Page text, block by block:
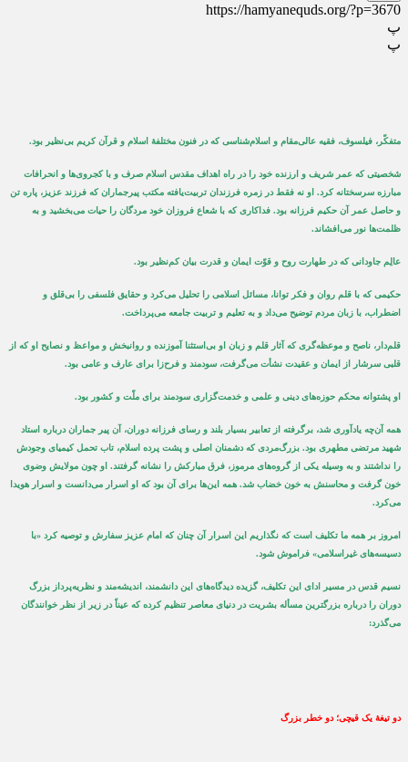
https://hamyanequds.org/?p=3670
پ
پ
متفکّر، فیلسوف، فقیه عالی‌مقام و اسلام‌شناسی که در فنون مختلفۀ اسلام و قرآن کریم بی‌نظیر بود.
شخصیتی که عمر شریف و ارزنده خود را در راه اهداف مقدس اسلام صرف و با کجروی‌ها و انحرافات
مبارزه سرسختانه کرد. او نه فقط در زمره فرزندان تربیت‌یافته مکتب پیرجماران که فرزند عزیز، پاره تن
و حاصل عمر آن حکیم فرزانه بود. فداکاری که با شعاع فروزان خود مردگان را حیات می‌بخشید و به
ظلمت‌ها نور می‌افشاند.
عالِم جاودانی که در طهارت روح و قوّت ایمان و قدرت بیان کم‌نظیر بود.
حکیمی که با قلم روان و فکر توانا، مسائل اسلامی را تحلیل می‌کرد و حقایق فلسفی را بی‌قلق و
اضطراب، با زبان مردم توضیح می‌داد و به تعلیم و تربیت جامعه می‌پرداخت.
قلم‌دار، ناصح و موعظه‌گری که آثار قلم و زبان او بی‌استثنا آموزنده و روانبخش و مواعظ و نصایح او که از
قلبی سرشار از ایمان و عقیدت نشأت می‌گرفت، سودمند و فرح‌زا برای عارف و عامی بود.
او پشتوانه محکم حوزه‌های دینی و علمی و خدمت‌گزاری سودمند برای ملّت و کشور بود.
همه آن‌چه یادآوری شد، برگرفته از تعابیر بسیار بلند و رسای فرزانه دوران، آن پیر جماران درباره استاد
شهید مرتضی مطهری بود. بزرگ‌مردی که دشمنان اصلی و پشت پرده اسلام، تاب تحمل کیمیای وجودش
را نداشتند و به وسیله یکی از گروه‌های مرموز، فرق مبارکش را نشانه گرفتند. او چون مولایش وضوی
خون گرفت و محاسنش به خون خضاب شد. همه این‌ها برای آن بود که او اسرار می‌دانست و اسرار هویدا
می‌کرد.
امروز بر همه ما تکلیف است که نگذاریم این اسرار آن چنان که امام عزیز سفارش و توصیه کرد «با
دسیسه‌های غیراسلامی» فراموش شود.
نسیم قدس در مسیر ادای این تکلیف، گزیده دیدگاه‌های این دانشمند، اندیشه‌مند و نظریه‌پرداز بزرگ
دوران را درباره بزرگترین مسأله بشریت در دنیای معاصر تنظیم کرده که عیناً در زیر از نظر خوانندگان
می‌گذرد:
دو تیغۀ یک قیچی؛ دو خطر بزرگ